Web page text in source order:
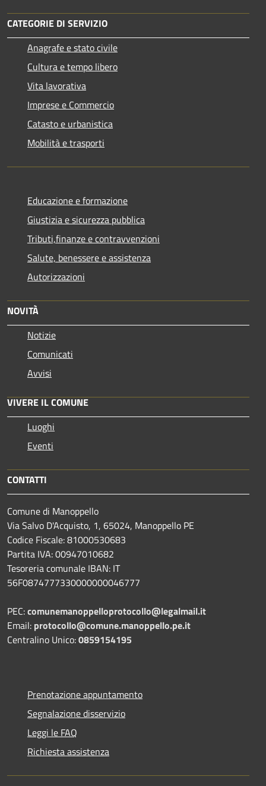
CATEGORIE DI SERVIZIO
Anagrafe e stato civile
Cultura e tempo libero
Vita lavorativa
Imprese e Commercio
Catasto e urbanistica
Mobilità e trasporti
Educazione e formazione
Giustizia e sicurezza pubblica
Tributi,finanze e contravvenzioni
Salute, benessere e assistenza
Autorizzazioni
NOVITÀ
Notizie
Comunicati
Avvisi
VIVERE IL COMUNE
Luoghi
Eventi
CONTATTI
Comune di Manoppello
Via Salvo D'Acquisto, 1, 65024, Manoppello PE
Codice Fiscale: 81000530683
Partita IVA: 00947010682
Tesoreria comunale IBAN: IT
56F0874777330000000046777
PEC:comunemanoppelloprotocollo@legalmail.it
Email: protocollo@comune.manoppello.pe.it
Centralino Unico:0859154195
Prenotazione appuntamento
Segnalazione disservizio
Leggi le FAQ
Richiesta assistenza